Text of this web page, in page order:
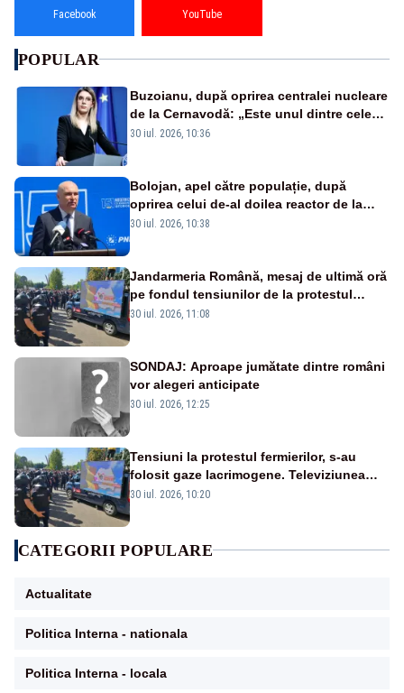
Facebook YouTube
POPULAR
Buzoianu, după oprirea centralei nucleare
de la Cernavodă: „Este unul dintre cele
mai grave episoade de secetă din ultimii
30 iul. 2026, 10:36
Bolojan, apel către populație, după
oprirea celui de-al doilea reactor de la
Cernavodă: „Să își reducă consumul în
30 iul. 2026, 10:38
Jandarmeria Română, mesaj de ultimă oră
pe fondul tensiunilor de la protestul
masiv al fermierilor - VIDEO
30 iul. 2026, 11:08
SONDAJ: Aproape jumătate dintre români
vor alegeri anticipate
30 iul. 2026, 12:25
Tensiuni la protestul fermierilor, s-au
folosit gaze lacrimogene. Televiziunea
Poporului face apel la calm – LIVE TEXT
30 iul. 2026, 10:20
CATEGORII POPULARE
Actualitate
Politica Interna - nationala
Politica Interna - locala